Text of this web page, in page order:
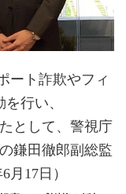
ート詐欺やフィ
行い、
として、警視庁
鎌田徹郎副総監
月17日）